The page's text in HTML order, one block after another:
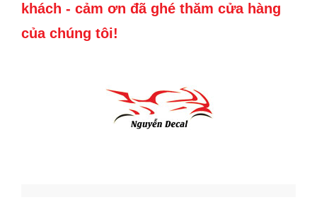
khách - cảm ơn đã ghé thăm cửa hàng
của chúng tôi!